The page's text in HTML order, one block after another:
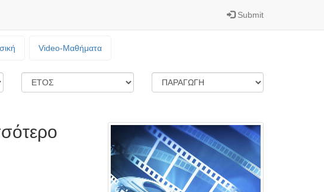
Submit
Video-Mαθήματα